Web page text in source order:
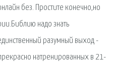
без. Простите конечно,но
надо знать
разумный выход -
натренированных в 21-